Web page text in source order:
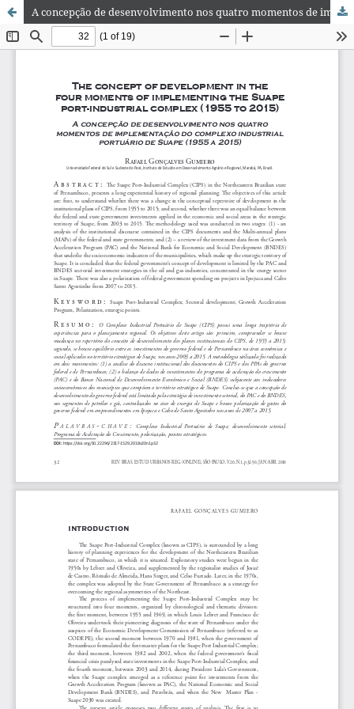
A concepção de desenvolvimento nos quatro momentos de implementação do complexo industrial portuário de Suape (1955 a 2015)